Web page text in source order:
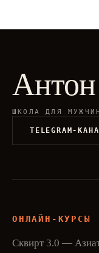
Антон
ШКОЛА ДЛЯ МУЖЧИН
TELEGRAM-
ОНЛАЙН-КУРСЫ
Сквирт 3.0 —